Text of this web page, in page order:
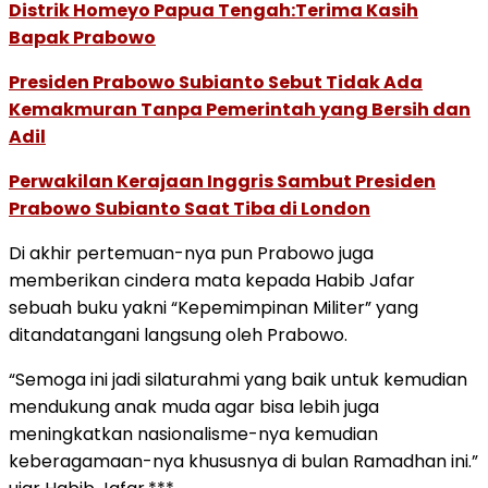
Distrik Homeyo Papua Tengah:Terima Kasih
Bapak Prabowo
Presiden Prabowo Subianto Sebut Tidak Ada
Kemakmuran Tanpa Pemerintah yang Bersih dan
Adil
Perwakilan Kerajaan Inggris Sambut Presiden
Prabowo Subianto Saat Tiba di London
Di akhir pertemuan-nya pun Prabowo juga
memberikan cindera mata kepada Habib Jafar
sebuah buku yakni “Kepemimpinan Militer” yang
ditandatangani langsung oleh Prabowo.
“Semoga ini jadi silaturahmi yang baik untuk kemudian
mendukung anak muda agar bisa lebih juga
meningkatkan nasionalisme-nya kemudian
keberagamaan-nya khususnya di bulan Ramadhan ini.”